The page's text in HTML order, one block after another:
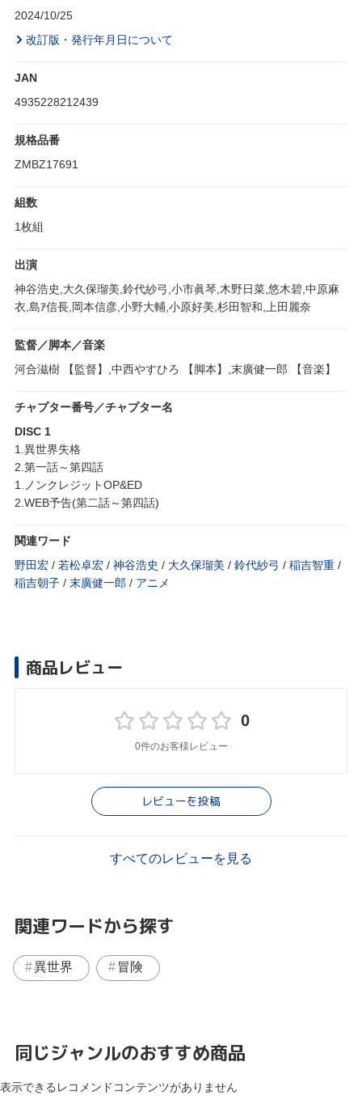
2024/10/25
改訂版・発行年月日について
JAN
4935228212439
規格品番
ZMBZ17691
組数
1枚組
出演
神谷浩史,大久保瑠美,鈴代紗弓,小市眞琴,木野日菜,悠木碧,中原麻
衣,島ｱ信長,岡本信彦,小野大輔,小原好美,杉田智和,上田麗奈
監督／脚本／音楽
河合滋樹 【監督】,中西やすひろ 【脚本】,末廣健一郎 【音楽】
チャプター番号／チャプター名
DISC 1
1.異世界失格
2.第一話～第四話
1.ノンクレジットOP&ED
2.WEB予告(第二話～第四話)
関連ワード
野田宏 / 若松卓宏 / 神谷浩史 / 大久保瑠美 / 鈴代紗弓 / 稲吉智重 /
稲吉朝子 / 末廣健一郎 / アニメ
商品レビュー
0
0件のお客様レビュー
レビューを投稿
すべてのレビューを見る
関連ワードから探す
異世界 冒険
同じジャンルのおすすめ商品
表示できるレコメンドコンテンツがありません